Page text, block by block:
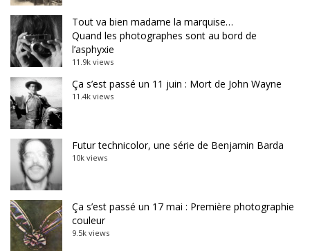
Tout va bien madame la marquise…
Quand les photographes sont au bord de
l’asphyxie
11.9k views
Ça s’est passé un 11 juin : Mort de John Wayne
11.4k views
Futur technicolor, une série de Benjamin Barda
10k views
Ça s’est passé un 17 mai : Première photographie
couleur
9.5k views